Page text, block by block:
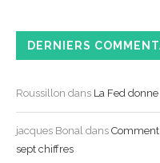
DERNIERS
Roussillon dans La Fed
jacques Bonal dans
sept chiffres